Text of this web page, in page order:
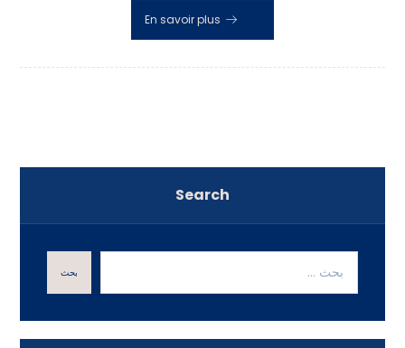
En savoir plus
Search
بحث